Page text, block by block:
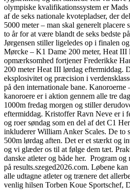
olympiske kvalifikationssystem er
af de seks nationale kvotepladser, der
5000 meter – man skal generelt
to år for at være blandt de seks bedste
Jørgensen stiller ligeledes op i finalen
Mørcke – K1 Dame 200 meter, Heat
opmærksomhed fortjener Frederikke
200 meter Heat III lørdag eftermiddag.
eksplosivitet og præcision i
på den internationale bane.
kanoroere er i aktion gennem alle tre
1000m fredag morgen og stiller
eftermiddag. Kristoffer Ravn Neve er i
og roer søndag som en del af det C1
inkluderer William Anker Scales. De to
500m lørdag aften. Det er et stærkt og
og vi glæder os til at følge dem tæt.
danske atleter og både her. Program og
på results.szeged2026.com. Løbene
alle udtagne atleter og trænere det
venlig hilsen Torben Koue Sportschef,